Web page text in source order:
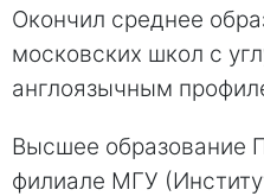
Окончил среднее
московских школ с
англоязычным
Высшее образование
филиале МГУ